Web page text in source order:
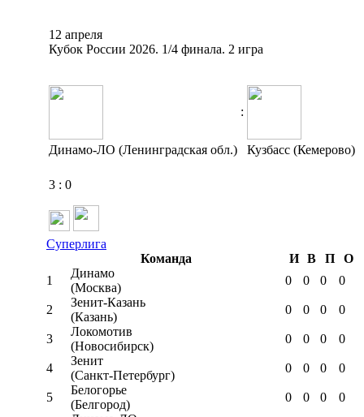
12 апреля
Кубок России 2026. 1/4 финала. 2 игра
:
Динамо-ЛО (Ленинградская обл.) Кузбасс (Кемерово)
3 : 0
Суперлига
Команда
И В П
О
1
Динамо
(Москва)
0 0 0 0
2
Зенит-Казань
(Казань)
0 0 0 0
3
Локомотив
(Новосибирск)
0 0 0 0
4
Зенит
(Санкт-Петербург)
0 0 0 0
5
Белогорье
(Белгород)
0 0 0 0